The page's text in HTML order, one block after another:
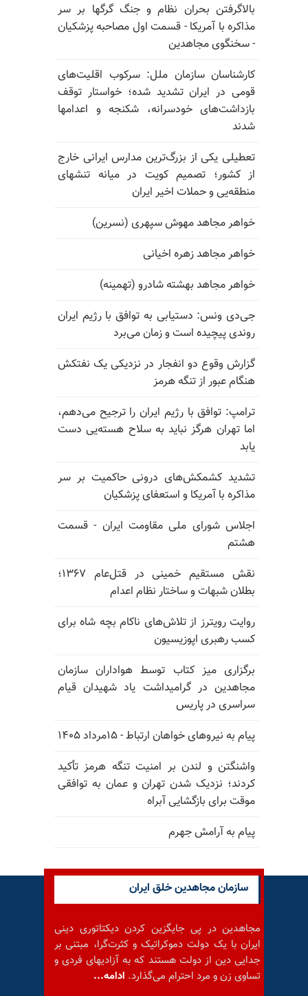
بالا‌گرفتن بحران نظام و جنگ گرگها بر سر
مذاکره با آمریکا - قسمت اول مصاحبه پزشکیان
- سخنگوی مجاهدین
کارشناسان سازمان ملل: سرکوب اقلیت‌های
قومی در ایران تشدید شده؛ خواستار توقف
بازداشت‌های خودسرانه، شکنجه و اعدامها
شدند
تعطیلی یکی از بزرگ‌ترین مدارس ایرانی خارج
از کشور؛ تصمیم کویت در میانه تنشهای
منطقه‌یی و حملات اخیر ایران
خواهر مجاهد مهوش سپهری (نسرین)
خواهر مجاهد زهره اخیانی
خواهر مجاهد بهشته شادرو (تهمینه)
جی‌دی ونس: دستیابی به توافق با رژیم ایران
روندی پیچیده است و زمان می‌برد
گزارش وقوع دو انفجار در نزدیکی یک نفتکش
هنگام عبور از تنگه هرمز
ترامپ: توافق با رژیم ایران را ترجیح می‌دهم،
اما تهران هرگز نباید به سلاح هسته‌یی دست
یابد
تشدید کشمکش‌های درونی حاکمیت بر سر
مذاکره با آمریکا و استعفای پزشکیان
اجلاس شورای ملی مقاومت ایران - قسمت
هشتم
نقش مستقیم خمینی در قتل‌عام ۱۳۶۷؛
بطلان شبهات و ساختار نظام اعدام
روایت رویترز از تلاش‌های ناکام بچه شاه برای
کسب رهبری اپوزیسیون
برگزاری میز کتاب توسط هواداران سازمان
مجاهدین در گرامیداشت یاد شهیدان قیام
سراسری در پاریس
پیام به نیروهای خواهان ارتباط - ۱۵مرداد ۱۴۰۵
واشنگتن و لندن بر امنیت تنگه هرمز تأکید
کردند؛ نزدیک شدن تهران و عمان به توافقی
موقت برای بازگشایی آبراه
پیام به آرامش جهرم
سازمان مجاهدین خلق ایران
مجاهدین در پی جایگزین کردن دیکتاتوری دینی
ایران با یک دولت دموکراتیک و کثرت‌گرا، مبتنی بر
جدایی دین از دولت هستند که به آزادیهای فردی و
تساوی زن و مرد احترام می‌گذارد. ادامه...